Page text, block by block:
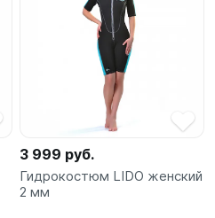
3 999 руб.
Гидрокостюм LIDO женский
2 мм